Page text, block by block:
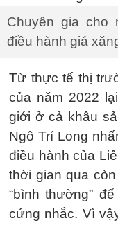
Chuyên gia cho
điều hành giá
Từ thực tế thị
của năm 2022
giới ở cả khâu
Ngô Trí Long
điều hành của
thời gian qua
“bình thường”
cứng nhắc. Vì